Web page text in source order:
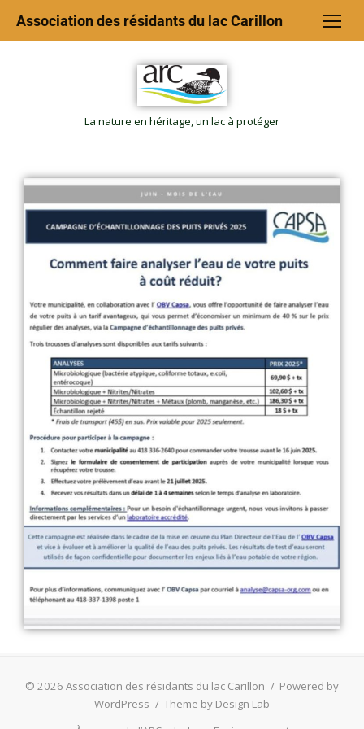
La nature en héritage, un lac à protéger
Association des résidants du lac Carillon
© 2026 Association des résidants du lac Carillon / Powered by
WordPress / Theme by Design Lab